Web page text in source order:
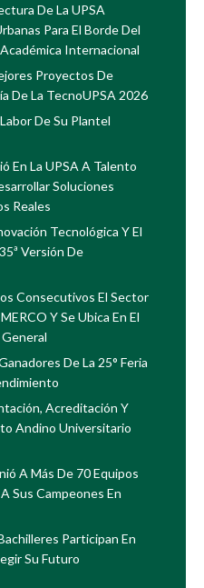
De La UPSA
Para El Borde Del
Internacional
Proyectos De
De La TecnoUPSA 2026
De Su Plantel
En La UPSA A Talento
Soluciones
Reales
Tecnológica Y El
Versión De
Consecutivos El Sector
Y Se Ubica En El
De La 25° Feria
Acreditación Y
Andino Universitario
A Más De 70 Equipos
Sus Campeones En
Participan En
Su Futuro